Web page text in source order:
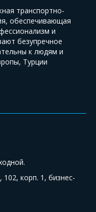
транспортно-
обеспечивающая
и
безупречное
к людям и
Турции
корп. 1, бизнес-